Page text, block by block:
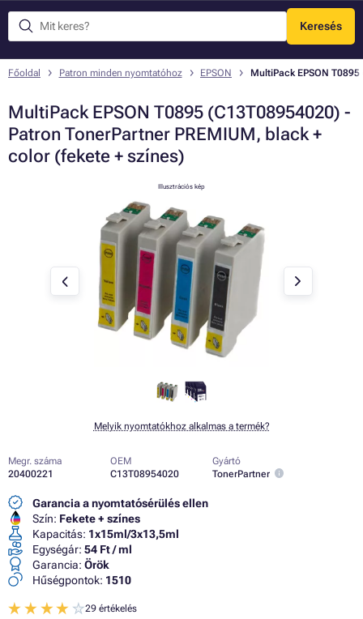
Keresés
Menü
Főoldal Patron minden nyomtatóhoz EPSON MultiPack EPSON
MultiPack EPSON T0895 (C13T08954020) -
Patron TonerPartner PREMIUM, black +
color (fekete + színes)
Illusztrációs kép
Melyik nyomtatókhoz alkalmas a termék?
Megr. száma
20400221
OEM
C13T08954020
Gyártó
TonerPartner
Garancia a nyomtatósérülés ellen
Szín: Fekete + színes
Kapacitás: 1x15ml/3x13,5ml
Egységár: 54 Ft / ml
Garancia: Örök
Hűségpontok: 1510
29 értékelés